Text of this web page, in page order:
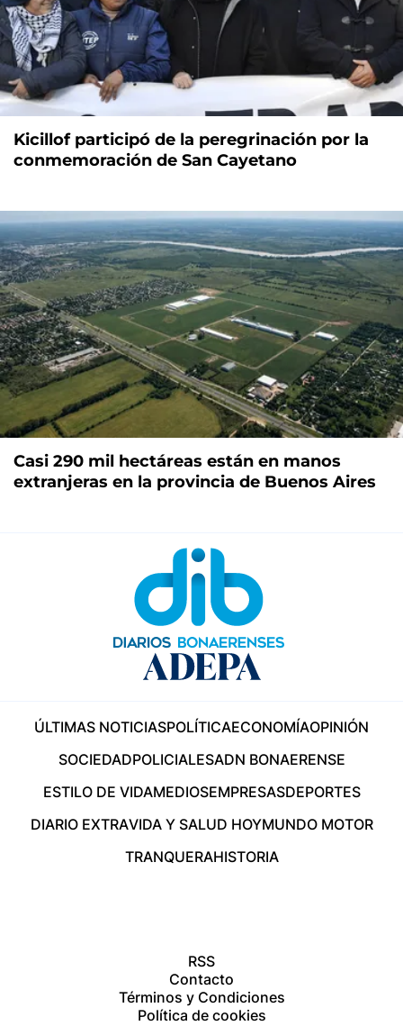
Kicillof participó de la peregrinación por la
conmemoración de San Cayetano
Casi 290 mil hectáreas están en manos
extranjeras en la provincia de Buenos Aires
ÚLTIMAS NOTICIASPOLÍTICAECONOMÍAOPINIÓN
SOCIEDADPOLICIALESADN BONAERENSE
ESTILO DE VIDAMEDIOSEMPRESASDEPORTES
DIARIO EXTRAVIDA Y SALUD HOYMUNDO MOTOR
TRANQUERAHISTORIA
RSS
Contacto
Términos y Condiciones
Política de cookies